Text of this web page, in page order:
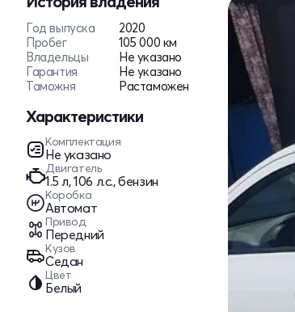
Год выпуска
2020
Пробег
105 000 км
Владельцы
Не указано
Гарантия
Не указано
Таможня
Растаможен
Характеристики
Комплектация
Не указано
Двигатель
1.5 л, 106 л.с., бензин
Коробка
Автомат
Привод
Передний
Кузов
Седан
Цвет
Белый